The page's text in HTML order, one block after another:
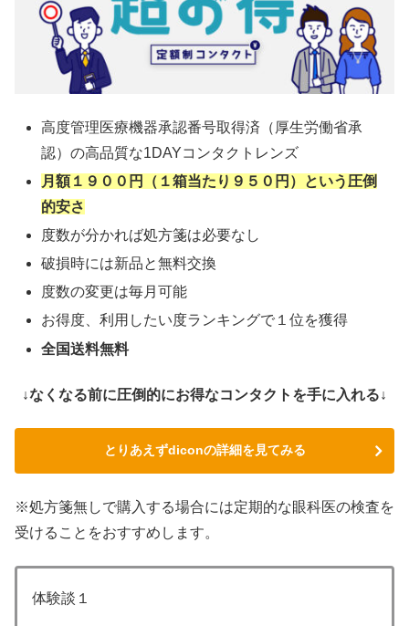
高度管理医療機器承認番号取得済（厚生労働省承
認）の高品質な1DAYコンタクトレンズ
月額１９００円（１箱当たり９５０円）という圧倒
的安さ
度数が分かれば処方箋は必要なし
破損時には新品と無料交換
度数の変更は毎月可能
お得度、利用したい度ランキングで１位を獲得
全国送料無料
↓なくなる前に圧倒的にお得なコンタクトを手に入れる↓
とりあえずdiconの詳細を見てみる
※処方箋無しで購入する場合には定期的な眼科医の検査を
受けることをおすすめします。
体験談１